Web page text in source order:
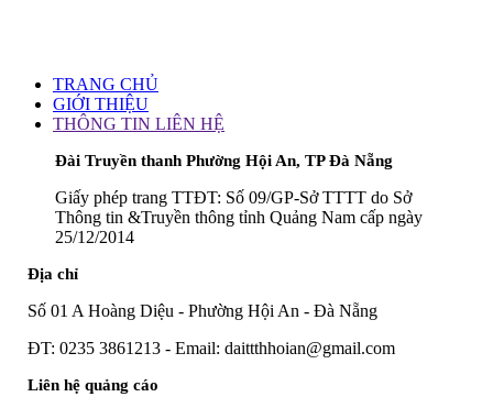
TRANG CHỦ
GIỚI THIỆU
THÔNG TIN LIÊN HỆ
Đài Truyền thanh Phường Hội An, TP Đà Nẵng
Giấy phép trang TTĐT: Số 09/GP-Sở TTTT do Sở
Thông tin &Truyền thông tỉnh Quảng Nam cấp ngày
25/12/2014
Địa chỉ
Số 01 A Hoàng Diệu - Phường Hội An - Đà Nẵng
ĐT: 0235 3861213 - Email: daittthhoian@gmail.com
Liên hệ quảng cáo